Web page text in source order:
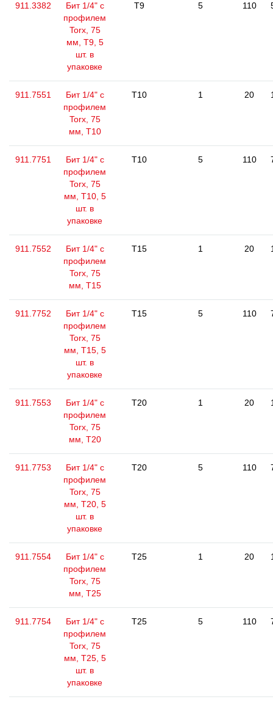
911.3382
Бит 1/4" с
профилем
Torx, 75
мм, Т9, 5
шт. в
упаковке
T9 5 110
911.7551
Бит 1/4" с
профилем
Torx, 75
мм, Т10
T10 1 20
911.7751
Бит 1/4" с
профилем
Torx, 75
мм, Т10, 5
шт. в
упаковке
T10 5 110
911.7552
Бит 1/4" с
профилем
Torx, 75
мм, Т15
T15 1 20
911.7752
Бит 1/4" с
профилем
Torx, 75
мм, Т15, 5
шт. в
упаковке
T15 5 110
911.7553
Бит 1/4" с
профилем
Torx, 75
мм, Т20
T20 1 20
911.7753
Бит 1/4" с
профилем
Torx, 75
мм, Т20, 5
шт. в
упаковке
T20 5 110
911.7554
Бит 1/4" с
профилем
Torx, 75
мм, Т25
T25 1 20
911.7754
Бит 1/4" с
профилем
Torx, 75
мм, Т25, 5
шт. в
упаковке
T25 5 110